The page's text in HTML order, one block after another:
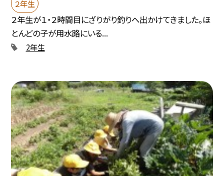
２年生
２年生が１・２時間目にざりがり釣りへ出かけてきました。ほ
とんどの子が用水路にいる...
2年生